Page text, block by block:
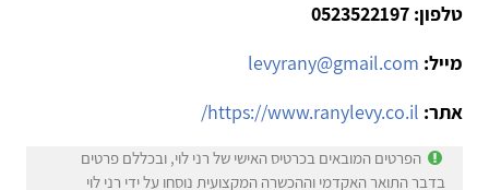
טלפון: 0523522197
מייל: levyrany@gmail.com
אתר: https://www.ranylevy.co.il/
הפרטים המובאים בכרטיס האישי של רני לוי, ובכללם פרטים
בדבר התואר האקדמי וההכשרה המקצועית נוסחו על ידי רני לוי